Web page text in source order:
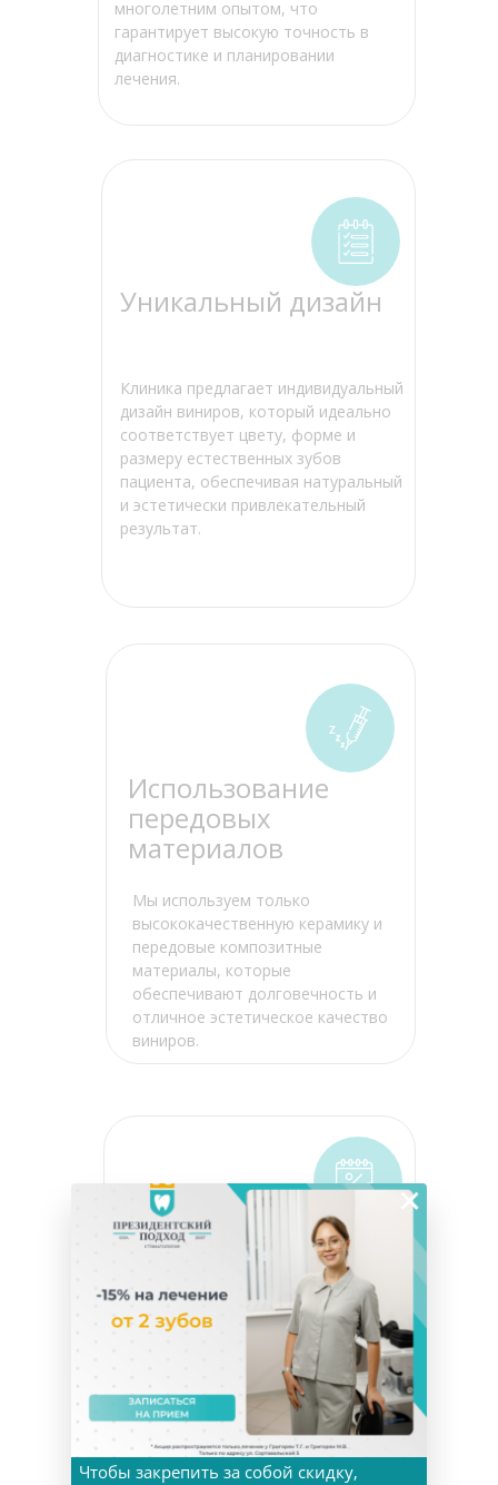
Рассрочка на 6 и 12
месяцев без
процентов и
переплат
Клиника предлагает различные
варианты оплаты, включая
рассрочку на 6 и 12 месяцев без
процентов и переплат.
Использование
передовых
материалов
Мы используем только
высококачественную керамику и
передовые композитные
материалы, которые
обеспечивают долговечность и
отличное эстетическое качество
виниров.
Уникальный дизайн
Клиника предлагает индивидуальный
дизайн виниров, который идеально
соответствует цвету, форме и
размеру естественных зубов
пациента, обеспечивая натуральный
и эстетически привлекательный
результат.
многолетним опытом, что
гарантирует высокую точность в
диагностике и планировании
лечения.
×
Чтобы закрепить за собой скидку,